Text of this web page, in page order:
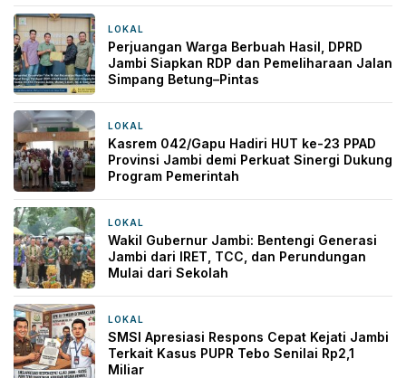
LOKAL
Perjuangan Warga Berbuah Hasil, DPRD
Jambi Siapkan RDP dan Pemeliharaan Jalan
Simpang Betung–Pintas
LOKAL
Kasrem 042/Gapu Hadiri HUT ke-23 PPAD
Provinsi Jambi demi Perkuat Sinergi Dukung
Program Pemerintah
LOKAL
Wakil Gubernur Jambi: Bentengi Generasi
Jambi dari IRET, TCC, dan Perundungan
Mulai dari Sekolah
LOKAL
SMSI Apresiasi Respons Cepat Kejati Jambi
Terkait Kasus PUPR Tebo Senilai Rp2,1
Miliar